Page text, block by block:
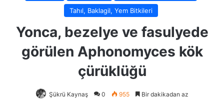
Tahıl, Baklagil, Yem Bitkileri
Yonca, bezelye ve fasulyede
görülen Aphonomyces kök
çürüklüğü
Şükrü Kaynaş 0 955 Bir dakikadan az